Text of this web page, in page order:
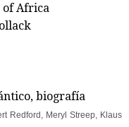
of Africa
biografía
Redford, Meryl Streep, Klaus